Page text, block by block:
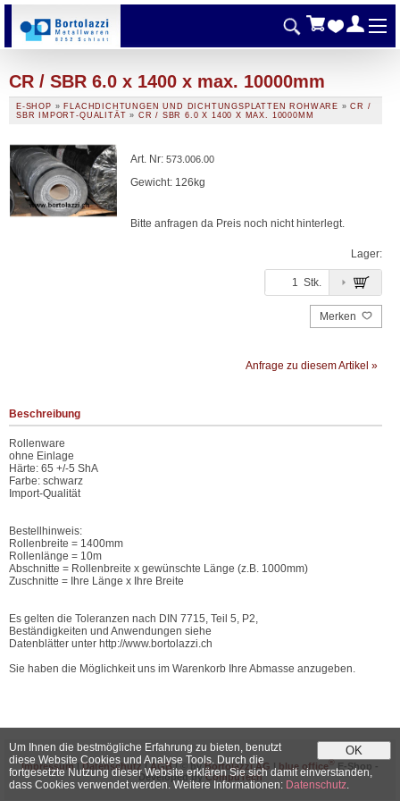
CR / SBR 6.0 x 1400 x max. 10000mm
E-SHOP » FLACHDICHTUNGEN UND DICHTUNGSPLATTEN ROHWARE »CR /
SBR IMPORT-QUALITÄT » CR / SBR 6.0 X 1400 X MAX. 10000MM
Art. Nr: 573.006.00
Gewicht: 126kg
Bitte anfragen da Preis noch nicht hinterlegt.
Lager:
Stk.
Merken
Anfrage zu diesem Artikel »
Beschreibung
Rollenware
ohne Einlage
Härte: 65 +/-5 ShA
Farbe: schwarz
Import-Qualität
Bestellhinweis:
Rollenbreite = 1400mm
Rollenlänge = 10m
Abschnitte = Rollenbreite x gewünschte Länge (z.B. 1000mm)
Zuschnitte = Ihre Länge x Ihre Breite
Es gelten die Toleranzen nach DIN 7715, Teil 5, P2,
Beständigkeiten und Anwendungen siehe
Datenblätter unter http://www.bortolazzi.ch
Sie haben die Möglichkeit uns im Warenkorb Ihre Abmasse anzugeben.
Impressum|Datenschutz |AGB| © byBortolazzi AG | blue office® E-Shop -
Developed byCompuTech
OK
Um Ihnen die bestmögliche Erfahrung zu bieten, benutzt
diese Website Cookies und Analyse Tools. Durch die
fortgesetzte Nutzung dieser Website erklären Sie sich damit einverstanden,
dass Cookies verwendet werden. Weitere Informationen: Datenschutz.